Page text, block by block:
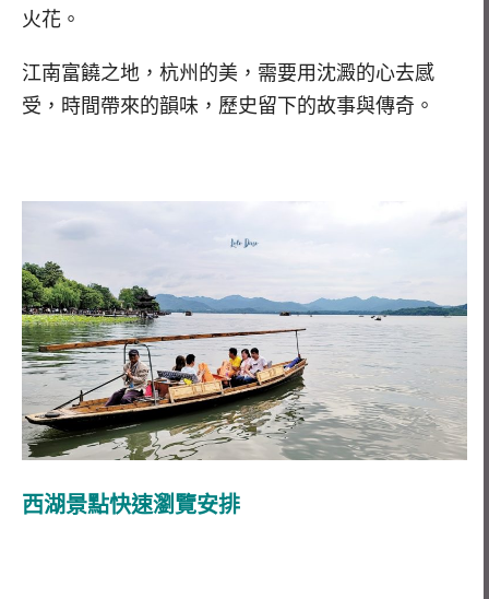
火花。
江南富饒之地，杭州的美，需要用沈澱的心去感
受，時間帶來的韻味，歷史留下的故事與傳奇。
西湖景點快速瀏覽安排